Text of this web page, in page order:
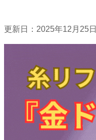
更新日： 2025年12月25日